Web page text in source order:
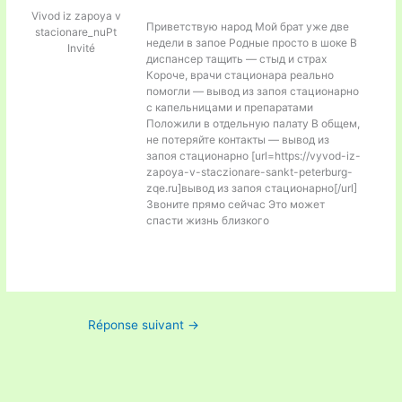
Vivod iz zapoya v
stacionare_nuPt
Invité
Приветствую народ Мой брат уже две
недели в запое Родные просто в шоке В
диспансер тащить — стыд и страх
Короче, врачи стационара реально
помогли — вывод из запоя стационарно
с капельницами и препаратами
Положили в отдельную палату В общем,
не потеряйте контакты — вывод из
запоя стационарно [url=https://vyvod-iz-
zapoya-v-staczionare-sankt-peterburg-
zqe.ru]вывод из запоя стационарно[/url]
Звоните прямо сейчас Это может
спасти жизнь близкого
Réponse suivant →